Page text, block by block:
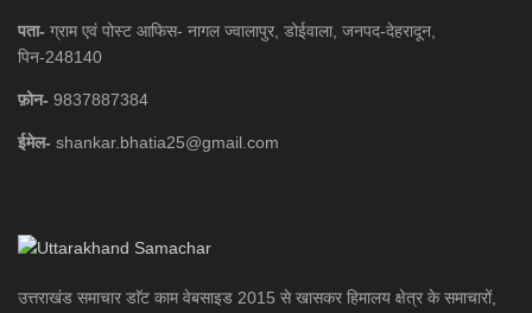
पता- ग्राम एवं पोस्ट आफिस- नागल ज्वालापुर, डोईवाला, जनपद-देहरादून,
पिन-248140
फ़ोन- 9837887384
ईमेल- shankar.bhatia25@gmail.com
उत्तराखंड समाचार डाॅट काम वेबसाइड 2015 से खासकर हिमालय क्षेत्र के समाचारों,